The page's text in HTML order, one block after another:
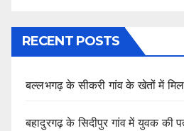
RECENT POSTS
बल्लभगढ़ के सीकरी गांव के खेतों में
बहादुरगढ़ के सिदीपुर गांव में युवक की